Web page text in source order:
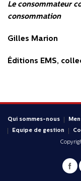
Le consommateur
consommation
Gilles Marion
Éditions EMS,
Qui sommes-nous
Equipe de gestion